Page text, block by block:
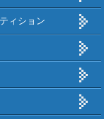
ィション